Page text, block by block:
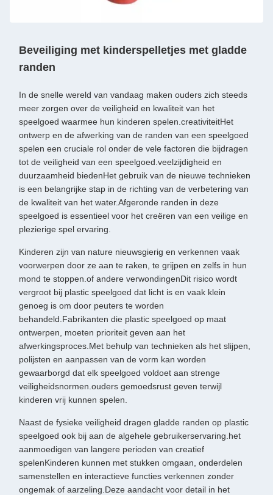
Beveiliging met kinderspelletjes met gladde
randen
In de snelle wereld van vandaag maken ouders zich steeds
meer zorgen over de veiligheid en kwaliteit van het
speelgoed waarmee hun kinderen spelen.creativiteitHet
ontwerp en de afwerking van de randen van een speelgoed
spelen een cruciale rol onder de vele factoren die bijdragen
tot de veiligheid van een speelgoed.veelzijdigheid en
duurzaamheid biedenHet gebruik van de nieuwe technieken
is een belangrijke stap in de richting van de verbetering van
de kwaliteit van het water.Afgeronde randen in deze
speelgoed is essentieel voor het creëren van een veilige en
plezierige spel ervaring.
Kinderen zijn van nature nieuwsgierig en verkennen vaak
voorwerpen door ze aan te raken, te grijpen en zelfs in hun
mond te stoppen.of andere verwondingenDit risico wordt
vergroot bij plastic speelgoed dat licht is en vaak klein
genoeg is om door peuters te worden
behandeld.Fabrikanten die plastic speelgoed op maat
ontwerpen, moeten prioriteit geven aan het
afwerkingsproces.Met behulp van technieken als het slijpen,
polijsten en aanpassen van de vorm kan worden
gewaarborgd dat elk speelgoed voldoet aan strenge
veiligheidsnormen.ouders gemoedsrust geven terwijl
kinderen vrij kunnen spelen.
Naast de fysieke veiligheid dragen gladde randen op plastic
speelgoed ook bij aan de algehele gebruikerservaring.het
aanmoedigen van langere perioden van creatief
spelenKinderen kunnen met stukken omgaan, onderdelen
samenstellen en interactieve functies verkennen zonder
ongemak of aarzeling.Deze aandacht voor detail in het